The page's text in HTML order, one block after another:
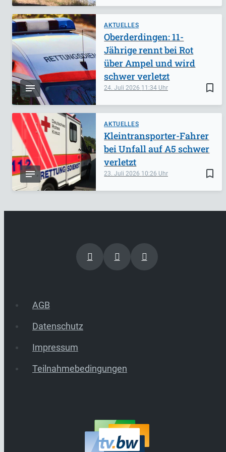
AKTUELLES
bookmark_border
24. Juli 2026 11:34
Oberderdingen: 11-
Jährige rennt bei Rot
über Ampel und wird
schwer verletzt
AKTUELLES
bookmark_border
23. Juli 2026 10:26
Kleintransporter-Fahrer
bei Unfall auf A5 schwer
verletzt
AGB
Datenschutz
Impressum
Teilnahmebedingungen